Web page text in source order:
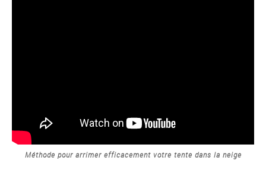
Méthode pour arrimer efficacement votre tente dans la neige